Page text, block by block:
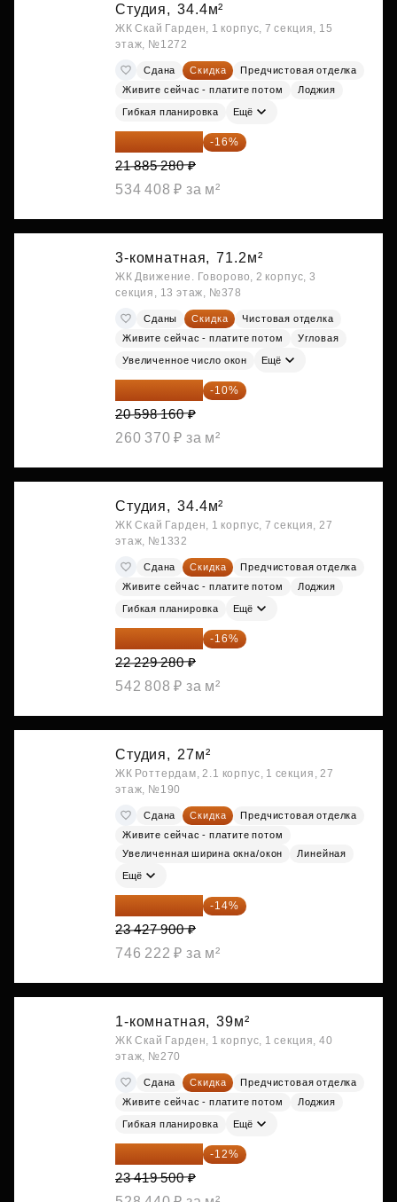
Студия, 34.4м²
ЖК Скай Гарден, 1 корпус, 7 секция, 15
этаж, №1272
Сдана Скидка
Предчистовая отделка
Живите сейчас - платите потом
Лоджия
Гибкая планировка Ещё
18 383 635 ₽ -16%
21 885 280 ₽
534 408 ₽ за м²
3-комнатная, 71.2м²
ЖК Движение. Говорово, 2 корпус, 3
секция, 13 этаж, №378
Сданы Скидка
Чистовая отделка
Живите сейчас - платите потом
Угловая
Увеличенное число окон Ещё
18 538 344 ₽ -10%
20 598 160 ₽
260 370 ₽ за м²
Студия, 34.4м²
ЖК Скай Гарден, 1 корпус, 7 секция, 27
этаж, №1332
Сдана Скидка
Предчистовая отделка
Живите сейчас - платите потом
Лоджия
Гибкая планировка Ещё
18 672 595 ₽ -16%
22 229 280 ₽
542 808 ₽ за м²
Студия, 27м²
ЖК Роттердам, 2.1 корпус, 1 секция, 27
этаж, №190
Сдана Скидка
Предчистовая отделка
Живите сейчас - платите потом
Увеличенная ширина окна/окон
Линейная
Ещё
20 147 994 ₽ -14%
23 427 900 ₽
746 222 ₽ за м²
1-комнатная, 39м²
ЖК Скай Гарден, 1 корпус, 1 секция, 40
этаж, №270
Сдана Скидка
Предчистовая отделка
Живите сейчас - платите потом
Лоджия
Гибкая планировка Ещё
20 609 160 ₽ -12%
23 419 500 ₽